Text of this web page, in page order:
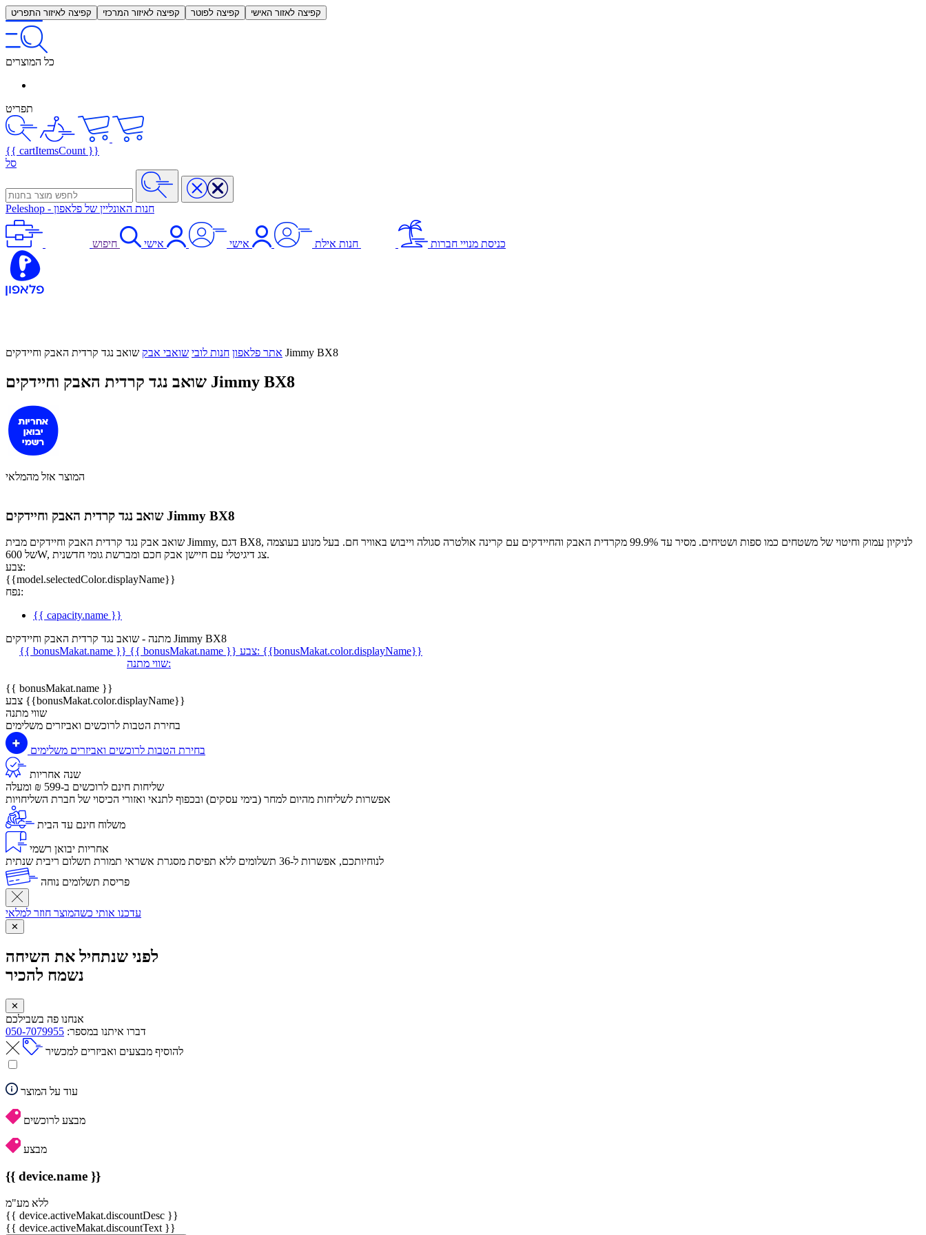
קפיצה לאיזור התפריט קפיצה לאיזור המרכזי קפיצה לפוטר קפיצה לאזור האישי
כל המוצרים
תפריט
{{ cartItemsCount }}
סל
Peleshop - חנות האונליין של פלאפון
כניסת מנויי חברות חנות אילת אישי אישי חיפוש
אתר פלאפון חנות לובי שואבי אבק שואב נגד קרדית האבק וחיידקים Jimmy BX8
שואב נגד קרדית האבק וחיידקים Jimmy BX8
המוצר אזל מהמלאי
שואב נגד קרדית האבק וחיידקים Jimmy BX8
שואב אבק נגד קרדית האבק וחיידקים מבית Jimmy, דגם BX8, לניקיון עמוק וחיטוי של משטחים כמו ספות ושטיחים. מסיר עד 99.9% מקרדית האבק והחיידקים עם קרינה אולטרה סגולה וייבוש באוויר חם. בעל מנוע בעוצמה
של 600W, צג דיגיטלי עם חיישן אבק חכם ומברשת גומי חדשנית.
צבע:
{{model.selectedColor.displayName}}
נפח:
{{ capacity.name }}
מתנה - שואב נגד קרדית האבק וחיידקים Jimmy BX8
{{ bonusMakat.name }} {{ bonusMakat.name }} צבע: {{bonusMakat.color.displayName}}
שווי מתנה:
{{ bonusMakat.name }}
צבע {{bonusMakat.color.displayName}}
שווי מתנה
בחירת הטבות לרוכשים ואביזרים משלימים
בחירת הטבות לרוכשים ואביזרים משלימים
שנה אחריות
שליחות חינם לרוכשים ב-599 ₪ ומעלה
​אפשרות לשליחות מהיום למחר (בימי עסקים) ובכפוף לתנאי ואזורי הכיסוי של חברת השליחויות
משלוח חינם עד הבית
אחריות יבואן רשמי
לנוחיותכם, אפשרות ל-36 תשלומים ללא תפיסת מסגרת אשראי תמורת תשלום ריבית שנתית
פריסת תשלומים נוחה
עדכנו אותי כשהמוצר חוזר למלאי
✕
לפני שנתחיל את השיחה
נשמח להכיר
✕
אנחנו פה בשבילכם
דברו איתנו במספר: 050-7079955
להוסיף מבצעים ואביזרים למכשיר
עוד על המוצר
מבצע לרוכשים
מבצע
{{ device.name }}
ללא מע"מ
{{ device.activeMakat.discountDesc }}
{{ device.activeMakat.discountText }}